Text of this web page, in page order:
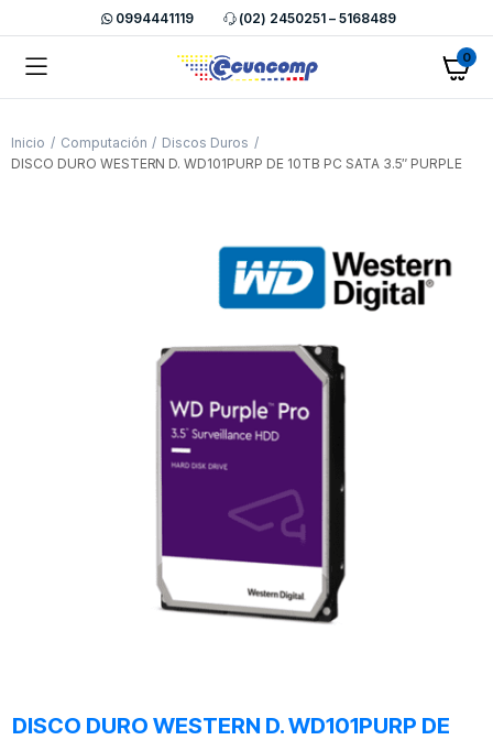
0994441119 (02) 2450251 – 5168489
0
Inicio Computación
Discos Duros
DISCO DURO WESTERN D. WD101PURP DE 10TB PC SATA 3.5″ PURPLE
DISCO DURO WESTERN D. WD101PURP DE